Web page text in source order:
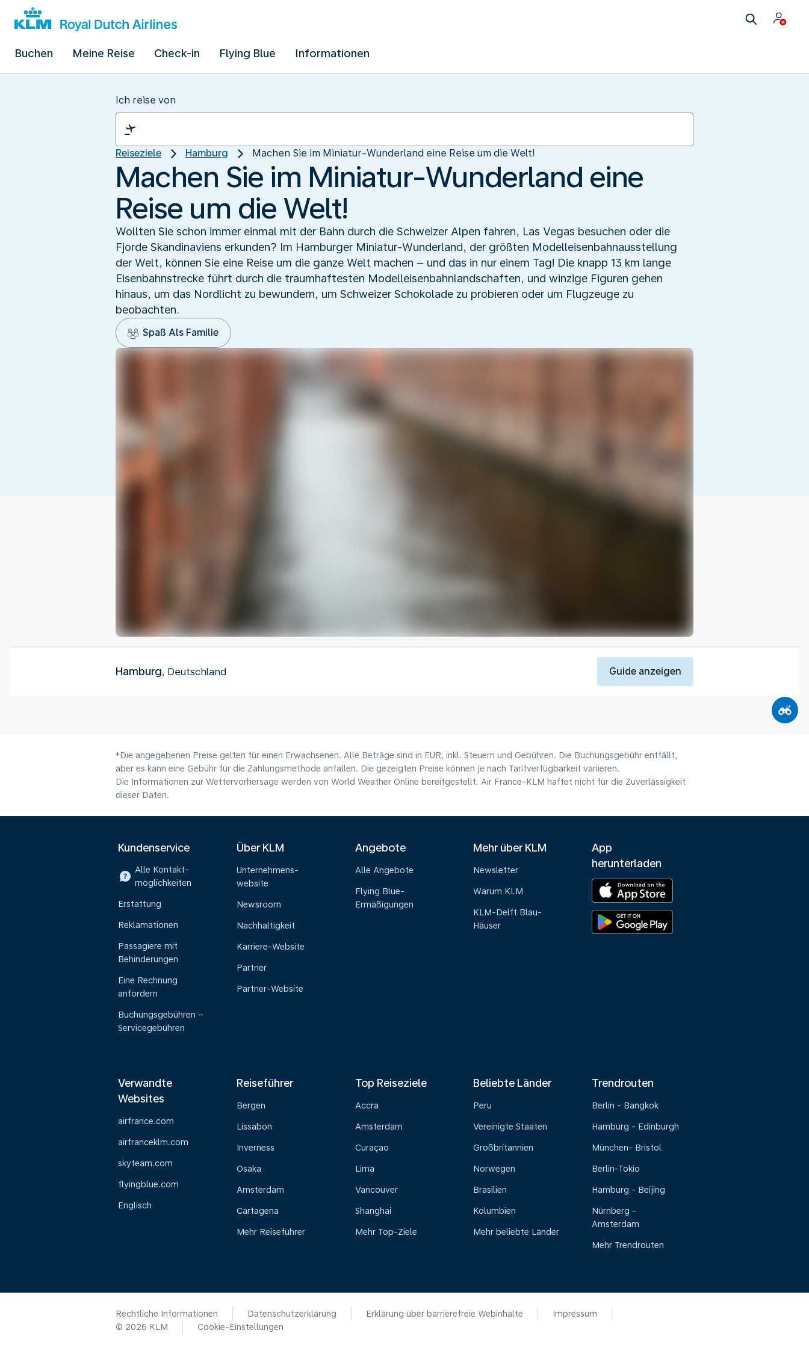
Buchen Meine Reise Check-in Flying Blue Informationen
Ich reise von
Reiseziele Hamburg Machen Sie im Miniatur-Wunderland eine Reise um die Welt!
Machen Sie im Miniatur-Wunderland eine
Reise um die Welt!
Wollten Sie schon immer einmal mit der Bahn durch die Schweizer Alpen fahren, Las Vegas besuchen oder die
Fjorde Skandinaviens erkunden? Im Hamburger Miniatur-Wunderland, der größten Modelleisenbahnausstellung
der Welt, können Sie eine Reise um die ganze Welt machen – und das in nur einem Tag! Die knapp 13 km lange
Eisenbahnstrecke führt durch die traumhaftesten Modelleisenbahnlandschaften, und winzige Figuren gehen
hinaus, um das Nordlicht zu bewundern, um Schweizer Schokolade zu probieren oder um Flugzeuge zu
beobachten.
Spaß Als Familie
Hamburg, Deutschland Guide anzeigen
*Die angegebenen Preise gelten für einen Erwachsenen. Alle Beträge sind in EUR, inkl. Steuern und Gebühren. Die Buchungsgebühr entfällt,
aber es kann eine Gebühr für die Zahlungsmethode anfallen. Die gezeigten Preise können je nach Tarifverfügbarkeit variieren.
Die Informationen zur Wettervorhersage werden von World Weather Online bereitgestellt. Air France-KLM haftet nicht für die Zuverlässigkeit
dieser Daten.
Kundenservice
Alle Kontakt-
möglichkeiten
Erstattung
Reklamationen
Passagiere mit
Behinderungen
Eine Rechnung
anfordern
Buchungsgebühren –
Servicegebühren
Über KLM
Unternehmens-
website
Newsroom
Nachhaltigkeit
Karriere-Website
Partner
Partner-Website
Angebote
Alle Angebote
Flying Blue-
Ermäßigungen
Mehr über KLM
Newsletter
Warum KLM
KLM-Delft Blau-
Häuser
App
herunterladen
Verwandte
Websites
airfrance.com
airfranceklm.com
skyteam.com
flyingblue.com
Englisch
Reiseführer
Bergen
Lissabon
Inverness
Osaka
Amsterdam
Cartagena
Mehr Reiseführer
Top Reiseziele
Accra
Amsterdam
Curaçao
Lima
Vancouver
Shanghai
Mehr Top-Ziele
Beliebte Länder
Peru
Vereinigte Staaten
Großbritannien
Norwegen
Brasilien
Kolumbien
Mehr beliebte Länder
Trendrouten
Berlin - Bangkok
Hamburg - Edinburgh
München- Bristol
Berlin-Tokio
Hamburg - Beijing
Nürnberg -
Amsterdam
Mehr Trendrouten
Rechtliche Informationen Datenschutzerklärung Erklärung über barrierefreie Webinhalte
Impressum
© 2026 KLM
Cookie-Einstellungen